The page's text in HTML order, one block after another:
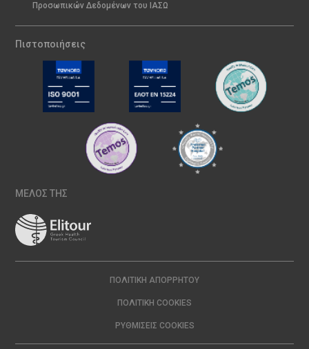
Προσωπικών Δεδομένων του ΙΑΣΩ
Πιστοποιήσεις
ΜΕΛΟΣ ΤΗΣ
ΠΟΛΙΤΙΚΉ ΑΠΟΡΡΉΤΟΥ
ΠΟΛΙΤΙΚΉ COOKIES
ΡΥΘΜΊΣΕΙΣ COOKIES